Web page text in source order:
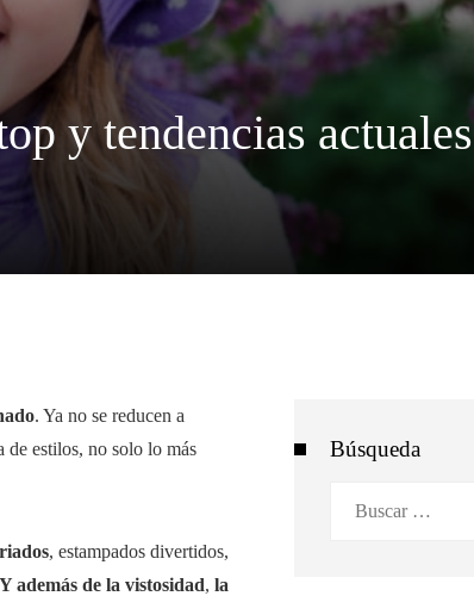
y tendencias actuales
. Ya no se reducen a
de estilos, no solo lo más
, estampados divertidos,
Y además de la vistosidad, la
Búsqueda